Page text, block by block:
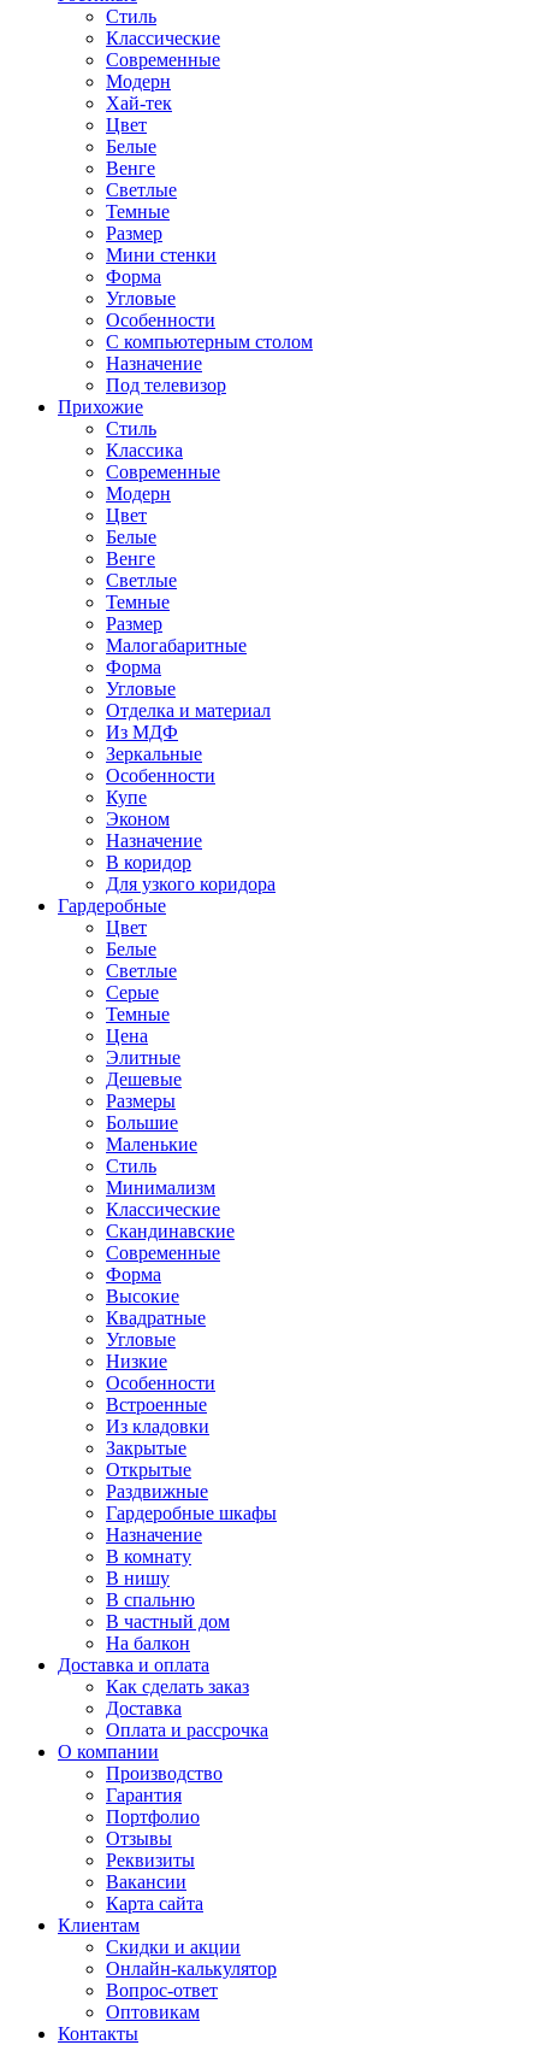
Стиль
Классические
Современные
Модерн
Хай-тек
Цвет
Белые
Венге
Светлые
Темные
Размер
Мини стенки
Форма
Угловые
Особенности
С компьютерным столом
Назначение
Под телевизор
Прихожие
Стиль
Классика
Современные
Модерн
Цвет
Белые
Венге
Светлые
Темные
Размер
Малогабаритные
Форма
Угловые
Отделка и материал
Из МДФ
Зеркальные
Особенности
Купе
Эконом
Назначение
В коридор
Для узкого коридора
Гардеробные
Цвет
Белые
Светлые
Серые
Темные
Цена
Элитные
Дешевые
Размеры
Большие
Маленькие
Стиль
Минимализм
Классические
Скандинавские
Современные
Форма
Высокие
Квадратные
Угловые
Низкие
Особенности
Встроенные
Из кладовки
Закрытые
Открытые
Раздвижные
Гардеробные шкафы
Назначение
В комнату
В нишу
В спальню
В частный дом
На балкон
Доставка и оплата
Как сделать заказ
Доставка
Оплата и рассрочка
О компании
Производство
Гарантия
Портфолио
Отзывы
Реквизиты
Вакансии
Карта сайта
Клиентам
Скидки и акции
Онлайн-калькулятор
Вопрос-ответ
Оптовикам
Контакты